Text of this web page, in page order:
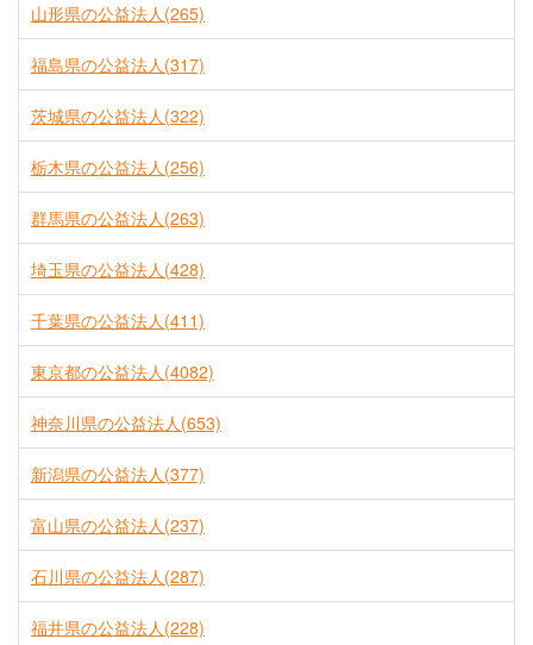
山形県の公益法人(265)
福島県の公益法人(317)
茨城県の公益法人(322)
栃木県の公益法人(256)
群馬県の公益法人(263)
埼玉県の公益法人(428)
千葉県の公益法人(411)
東京都の公益法人(4082)
神奈川県の公益法人(653)
新潟県の公益法人(377)
富山県の公益法人(237)
石川県の公益法人(287)
福井県の公益法人(228)